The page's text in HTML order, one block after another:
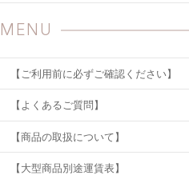
MENU
【ご利用前に必ずご確認ください】
【よくあるご質問】
【商品の取扱について】
【大型商品別途運賃表】